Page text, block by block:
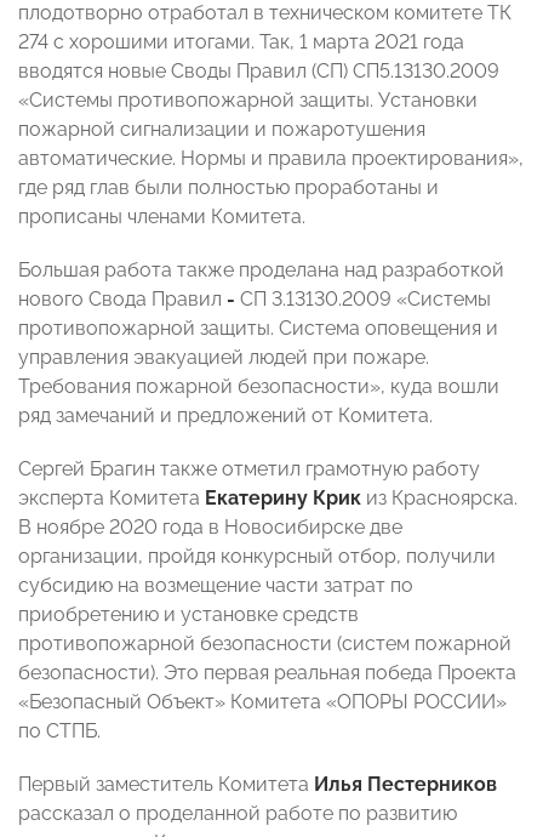
плодотворно отработал в техническом комитете ТК
274 с хорошими итогами. Так, 1 марта 2021 года
вводятся новые Своды Правил (СП) СП5.13130.2009
«Системы противопожарной защиты. Установки
пожарной сигнализации и пожаротушения
автоматические. Нормы и правила проектирования»,
где ряд глав были полностью проработаны и
прописаны членами Комитета.
Большая работа также проделана над разработкой
нового Свода Правил - СП 3.13130.2009 «Системы
противопожарной защиты. Система оповещения и
управления эвакуацией людей при пожаре.
Требования пожарной безопасности», куда вошли
ряд замечаний и предложений от Комитета.
Сергей Брагин также отметил грамотную работу
эксперта Комитета Екатерину Крик из Красноярска.
В ноябре 2020 года в Новосибирске две
организации, пройдя конкурсный отбор, получили
субсидию на возмещение части затрат по
приобретению и установке средств
противопожарной безопасности (систем пожарной
безопасности). Это первая реальная победа Проекта
«Безопасный Объект» Комитета «ОПОРЫ РОССИИ»
по СТПБ.
Первый заместитель Комитета Илья Пестерников
рассказал о проделанной работе по развитию